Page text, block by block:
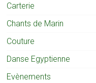
Carterie
Chants de Marin
Couture
Danse Egyptienne
Evènements